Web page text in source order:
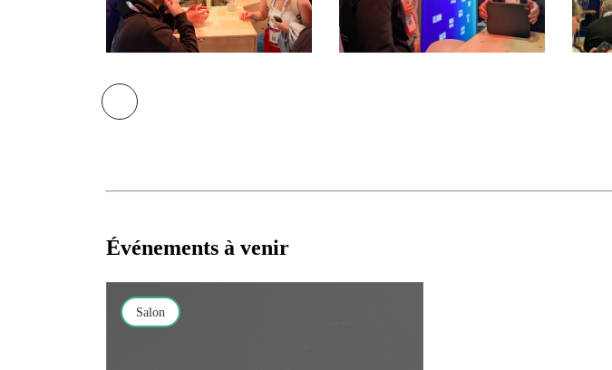
Événements à venir
Salon